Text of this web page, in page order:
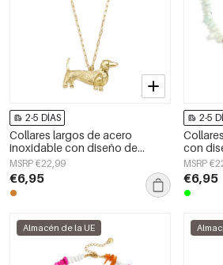
2-5 DÍAS
Collares largos de acero
inoxidable con diseño de
animales, sencillos, de la serie
Daily Simple, joyería para mujer.
MSRP €22,99
€6,95
2-5
con
ideales
MSRP
€6,95
Almacén de la UE